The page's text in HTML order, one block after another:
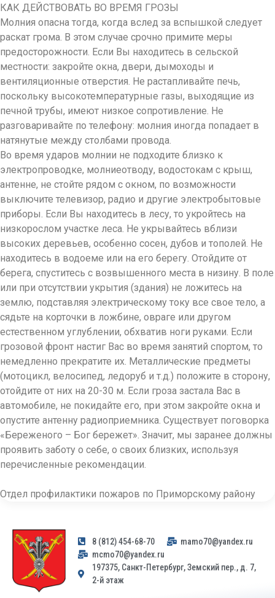
КАК ДЕЙСТВОВАТЬ ВО ВРЕМЯ ГРОЗЫ
Молния опасна тогда, когда вслед за вспышкой следует
раскат грома. В этом случае срочно примите меры
предосторожности . Если Вы находитесь в сельской
местности: закройте окна, двери, дымоходы и
вентиляционные отверстия. Не растапливайте печь,
поскольку высокотемпературные газы, выходящие из
печной трубы, имеют низкое сопротивление. Не
разговаривайте по телефону: молния иногда попадает в
натянутые между столбами провода.
Во время ударов молнии не подходите близко к
электропроводке, молниеотводу, водостокам с крыш,
антенне, не стойте рядом с окном, по возможности
выключите телевизор, радио и другие электробытовые
приборы. Если Вы находитесь в лесу, то укройтесь на
низкорослом участке леса. Не укрывайтесь вблизи
высоких деревьев, особенно сосен, дубов и тополей. Не
находитесь в водоеме или на его берегу. Отойдите от
берега, спуститесь с возвышенного места в низину. В поле
или при отсутствии укрытия (здания) не ложитесь на
землю, подставляя электрическому току все свое тело, а
сядьте на корточки в ложбине, овраге или другом
естественном углублении, обхватив ноги руками. Если
грозовой фронт настиг Вас во время занятий спортом, то
немедленно прекратите их. Металлические предметы
(мотоцикл, велосипед, ледоруб и т.д.) положите в сторону,
отойдите от них на 20-30 м. Если гроза застала Вас в
автомобиле, не покидайте его, при этом закройте окна и
опустите антенну радиоприемника. Существует поговорка
«Береженого – Бог бережет». Значит, мы заранее должны
проявить заботу о себе, о своих близких, используя
перечисленные рекомендации.
Отдел профилактики пожаров по Приморскому району
8 (812) 454-68-70
mamo70@yandex.ru
mcmo70@yandex.ru
197375, Санкт-Петербург, Земский пер., д. 7,
2-й этаж